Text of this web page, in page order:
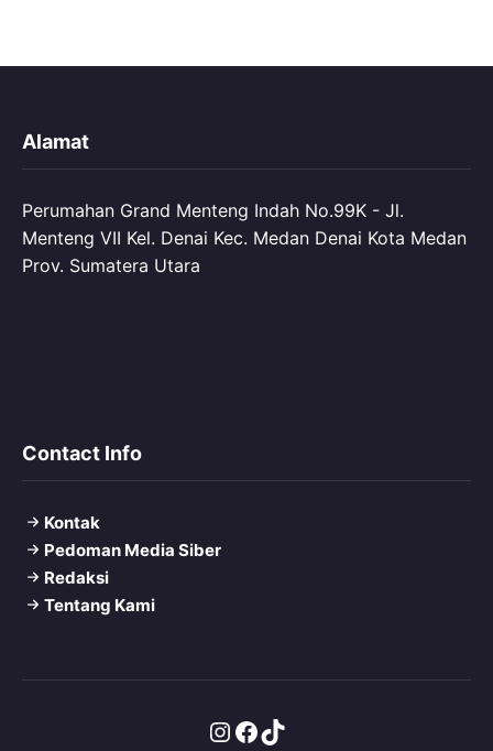
Alamat
Perumahan Grand Menteng Indah No.99K - Jl.
Menteng VII Kel. Denai Kec. Medan Denai Kota Medan
Prov. Sumatera Utara
Contact Info
Kontak
Pedoman Media Siber
Redaksi
Tentang Kami
Instagram
Facebook
TikTok